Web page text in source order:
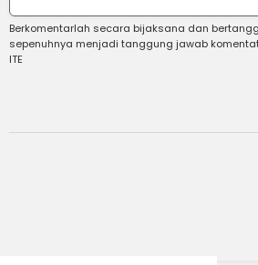
Berkomentarlah secara bijaksana dan
sepenuhnya menjadi tanggung jawab
ITE